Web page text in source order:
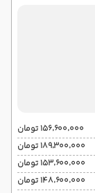
۱۵۶٬۶۰۰٬۰۰۰ تومان
۱۸۹٬۳۰۰٬۰۰۰ تومان
۱۵۳٬۶۰۰٬۰۰۰ تومان
۱۴۸٬۶۰۰٬۰۰۰ تومان